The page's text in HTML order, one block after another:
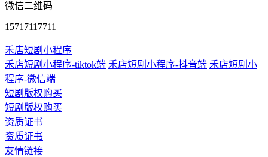
微信二维码
15717117711
禾店短剧小程序
禾店短剧小程序-tiktok端 禾店短剧小程序-抖音端 禾店短剧小
程序-微信端
短剧版权购买
短剧版权购买
资质证书
资质证书
友情链接